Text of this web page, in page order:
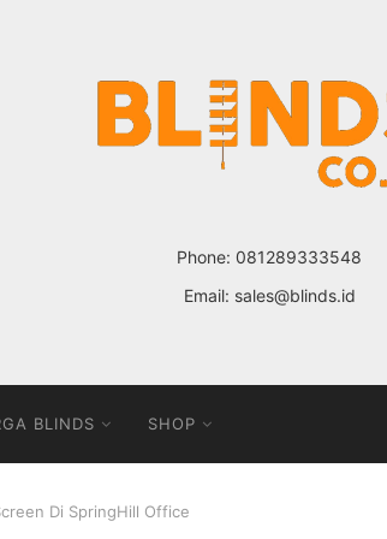
Phone: 081289333548
Email: sales@blinds.id
BLINDS SHOP
Di SpringHill Office